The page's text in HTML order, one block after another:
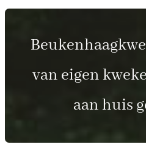
van eigen
aan huis